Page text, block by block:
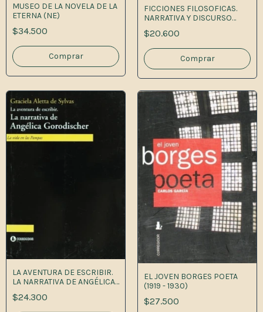
MUSEO DE LA NOVELA DE LA
ETERNA (NE)
$34.500
FICCIONES FILOSOFICAS.
NARRATIVA Y DISCURSO
TEORIC 1A.
$20.600
LA AVENTURA DE ESCRIBIR.
LA NARRATIVA DE ANGÉLICA
GORODISCHER
$24.300
EL JOVEN BORGES POETA
(1919 - 1930)
$27.500